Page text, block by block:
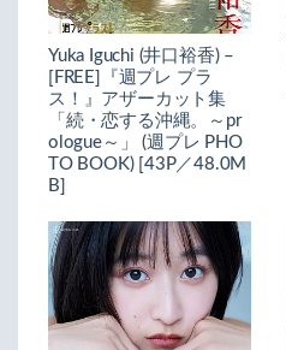
Yuka Iguchi (井口裕香) –
[FREE]『週プレ プラ
ス！』アザーカット集
「続・恋する沖縄。～pr
ologue～」 (週プレ PHO
TO BOOK) [43P／48.0M
B]